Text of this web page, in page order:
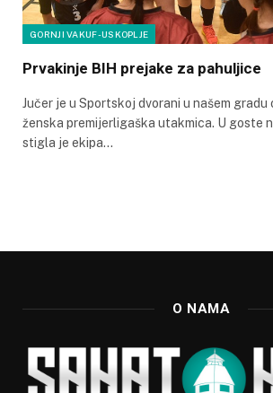
GORNJI VAKUF-USKOPLJE
Prvakinje BIH prejake za pahuljice
Jučer je u Sportskoj dvorani u našem gradu
ženska premijerligaška utakmica. U goste
stigla je ekipa…
O NAMA